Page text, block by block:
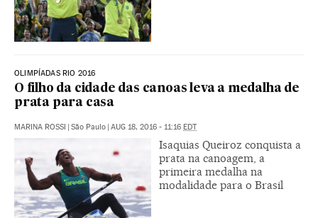
OLIMPÍADAS RIO 2016
O filho da cidade das canoas leva a medalha de
prata para casa
MARINA ROSSI | São Paulo | AUG 18, 2016 - 11:16 EDT
Isaquias Queiroz conquista a
prata na canoagem, a
primeira medalha na
modalidade para o Brasil